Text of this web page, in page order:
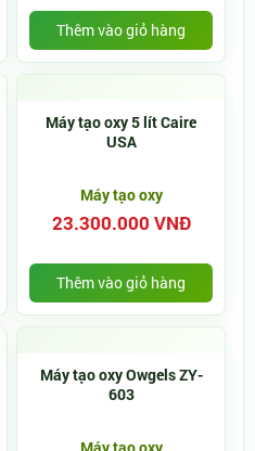
Thêm vào giỏ hàng
Máy tạo oxy 5 lít Caire
USA
Máy tạo oxy
23.300.000 VNĐ
Thêm vào giỏ hàng
Máy tạo oxy Owgels ZY-
603